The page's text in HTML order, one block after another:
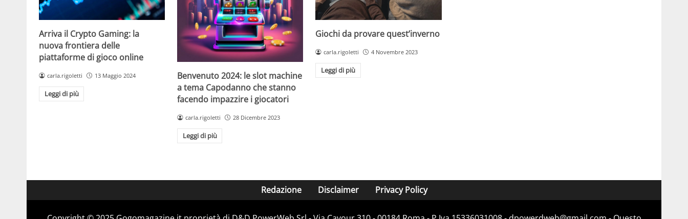
Arriva il Crypto Gaming: la
nuova frontiera delle
piattaforme di gioco online
carla.rigoletti 13 Maggio 2024
Leggi di più
Benvenuto 2024: le slot machine
a tema Capodanno che stanno
facendo impazzire i giocatori
carla.rigoletti 28 Dicembre 2023
Leggi di più
Giochi da provare quest’inverno
carla.rigoletti 4 Novembre 2023
Leggi di più
Redazione Disclaimer Privacy Policy